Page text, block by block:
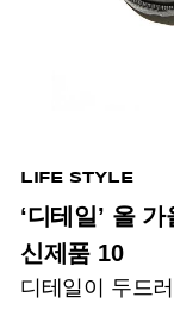
LIFE STYLE
‘디테일’ 올
신제품 10
디테일이 두드